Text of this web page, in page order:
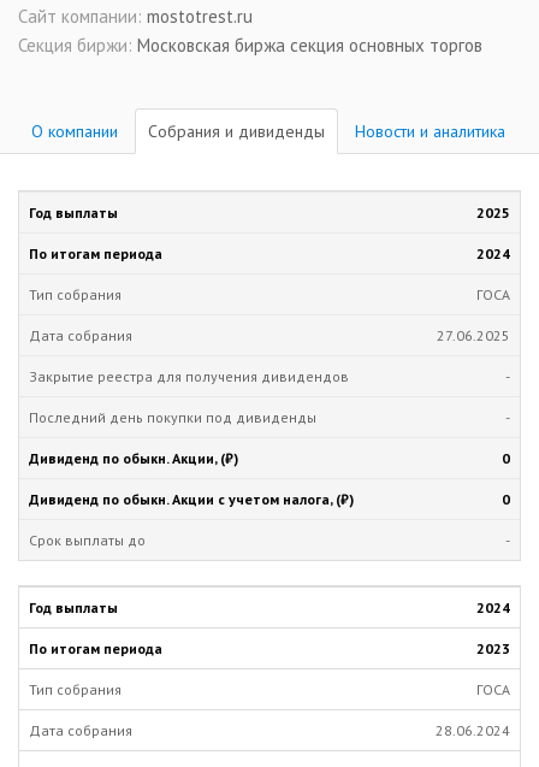
Сайт компании: mostotrest.ru
Секция биржи: Московская биржа секция основных торгов
О компании Собрания и дивиденды Новости и аналитика
2025
2024
ГОСА
27.06.2025
-
-
0
0
-
2024
2023
ГОСА
28.06.2024